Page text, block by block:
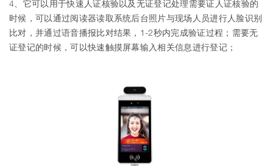
4、它可以用于快速人证核验以及无证登记处理需要证人证核验的
时候，可以通过阅读器读取系统后台照片与现场人员进行人脸识别
比对，并通过语音播报比对结果，1-2秒内完成验证过程；需要无
证登记的时候，可以快速触摸屏幕输入相关信息进行登记；